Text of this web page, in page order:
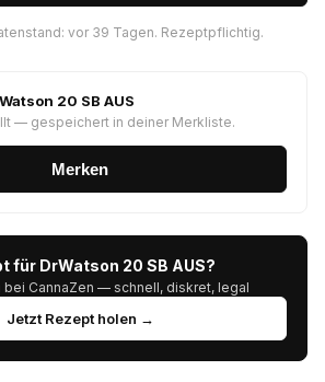
vor 39 Tagen. Rezeptpflichtig.
20 SB AUS
— gespeichert in deiner Merkliste.
Merken
für DrWatson 20 SB AUS?
CannaZen — schnell, diskret, legal
Jetzt Rezept holen →